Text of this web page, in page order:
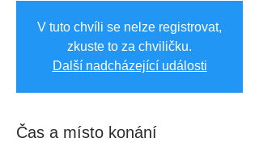
V tuto chvíli se nelze registrovat,
zkuste to za chviličku.
Další nadcházející události
Čas a místo konání